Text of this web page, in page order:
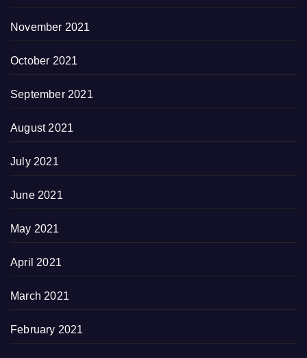
November 2021
October 2021
September 2021
August 2021
July 2021
June 2021
May 2021
April 2021
March 2021
February 2021